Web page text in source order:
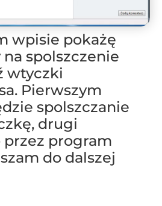
wpisie pokażę
spolszczenie
wtyczki
Pierwszym
spolszczanie
drugi
program
do dalszej